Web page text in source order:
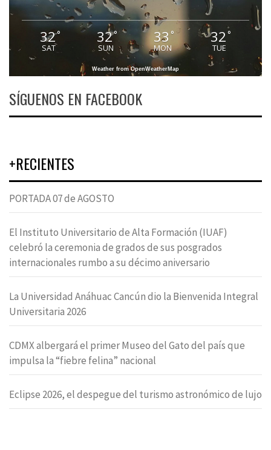
32°
SAT
32°
SUN
33 °
MON
32°
TUE
Weather from OpenWeatherMap
SÍGUENOS EN FACEBOOK
+RECIENTES
PORTADA 07 de AGOSTO
El Instituto Universitario de Alta Formación (IUAF)
celebró la ceremonia de grados de sus posgrados
internacionales rumbo a su décimo aniversario
La Universidad Anáhuac Cancún dio la Bienvenida Integral
Universitaria 2026
CDMX albergará el primer Museo del Gato del país que
impulsa la “fiebre felina” nacional
Eclipse 2026, el despegue del turismo astronómico de lujo